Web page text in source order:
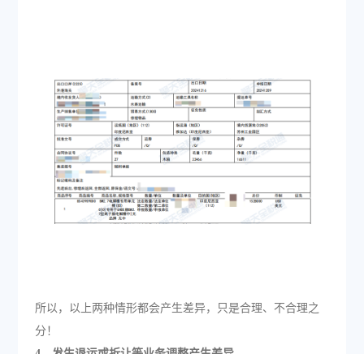
所以，以上两种情形都会产生差异，只是合理、不合理之
分！